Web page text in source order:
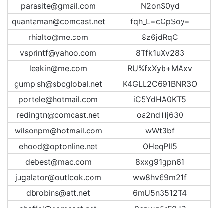
parasite@gmail.com
N2onS0yd
quantaman@comcast.net
fqh_L=cCpSoy=
rhialto@me.com
8z6jdRqC
vsprintf@yahoo.com
8Tfk1uXv283
leakin@me.com
RU%fxXyb+MAxv
gumpish@sbcglobal.net
K4GLL2C691BNR3O
portele@hotmail.com
iC5YdHA0KT5
redingtn@comcast.net
oa2nd11j630
wilsonpm@hotmail.com
wWt3bf
ehood@optonline.net
OHeqPIl5
debest@mac.com
8xxg91gpn61
jugalator@outlook.com
ww8hv69m21f
dbrobins@att.net
6mU5n3512T4